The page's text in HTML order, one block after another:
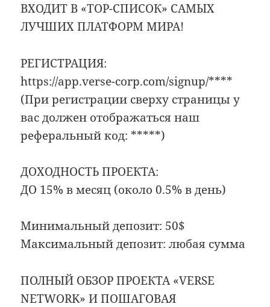
ВХОДИТ В «TOP-СПИСОК» САМЫХ
ЛУЧШИХ ПЛАТФОРМ МИРА!
РЕГИСТРАЦИЯ:
https://app.verse-corp.com/signup/****
(При регистрации сверху страницы у
вас должен отображаться наш
реферальный код: *****)
ДОХОДНОСТЬ ПРОЕКТА:
ДО 15% в месяц (около 0.5% в день)
Минимальный депозит: 50$
Максимальный депозит: любая сумма
ПОЛНЫЙ ОБЗОР ПРОЕКТА «VERSE
NETWORK» И ПОШАГОВАЯ